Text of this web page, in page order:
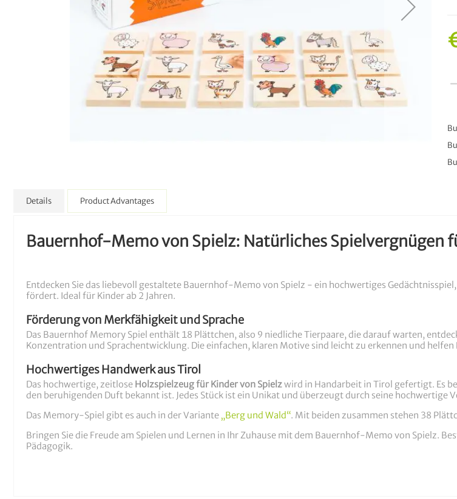
Details
Bauernhof-Memo von Spielz: Natürliches Spielvergnügen
Entdecken Sie das liebevoll gestaltete Bauernhof-Memo von Spielz - ein hochwertiges
fördert. Ideal für Kinder ab 2 Jahren.
Förderung von Merkfähigkeit und Sprache
Das Bauernhof Memory Spiel enthält 18 Plättchen, also 9 niedliche Tierpaare, die darauf warten,
Konzentration und Sprachentwicklung. Die einfachen, klaren Motive sind leicht zu erkennen und
Hochwertiges Handwerk aus Tirol
Das hochwertige, zeitlose Holzspielzeug für Kinder von Spielzwird in Handarbeit in Tirol gefertigt. Es
den beruhigenden Duft bekannt ist. Jedes Stück ist ein Unikat und überzeugt durch seine hochwertige
Das Memory-Spiel gibt es auch in der Variante „Berg und Wald“. Mit beiden zusammen stehen 38
Bringen Sie die Freude am Spielen und Lernen in Ihr Zuhause mit dem Bauernhof-Memo von Spielz.
Pädagogik.
Product Advantages